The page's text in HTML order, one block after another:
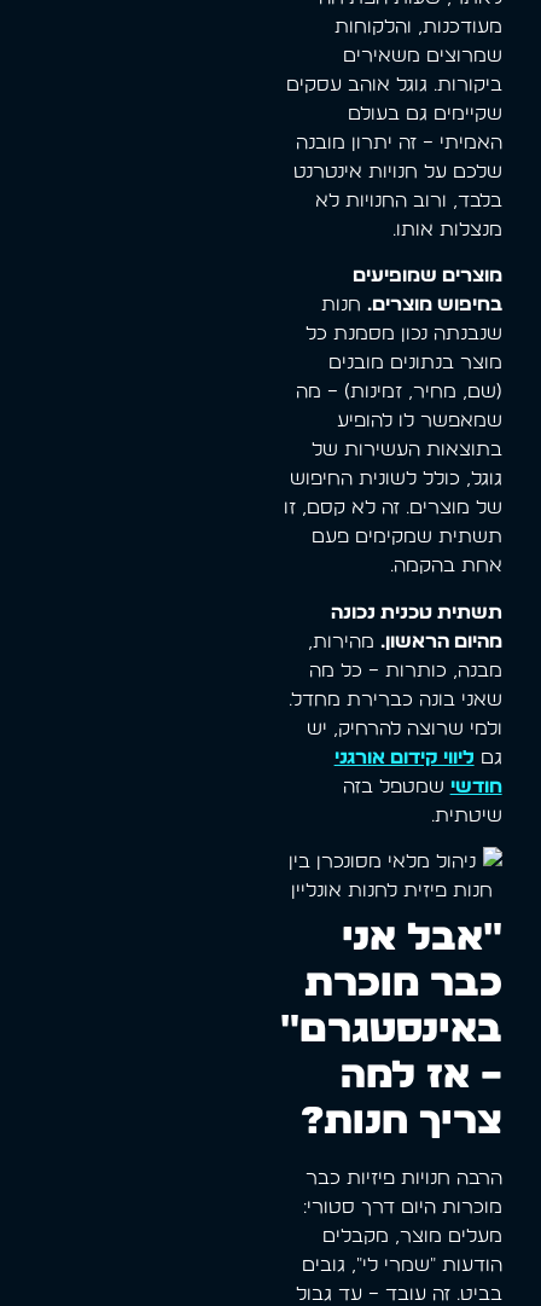
מעודכנות, והלקוחות
שמרוצים משאירים
ביקורות. גוגל אוהב עסקים
שקיימים גם בעולם
האמיתי – זה יתרון מובנה
שלכם על חנויות אינטרנט
בלבד, ורוב החנויות לא
מנצלות אותו.
מוצרים שמופיעים
בחיפוש מוצרים. חנות
שנבנתה נכון מסמנת כל
מוצר בנתונים מובנים
(שם, מחיר, זמינות) – מה
שמאפשר לו להופיע
בתוצאות העשירות של
גוגל, כולל לשונית החיפוש
של מוצרים. זה לא קסם, זו
תשתית שמקימים פעם
אחת בהקמה.
תשתית טכנית נכונה
מהיום הראשון. מהירות,
מבנה, כותרות – כל מה
שאני בונה כברירת מחדל.
ולמי שרוצה להרחיק, יש
גם ליווי קידום אורגני
חודשי שמטפל בזה
שיטתית.
"אבל אני
כבר מוכרת
באינסטגרם"
– אז למה
צריך חנות?
הרבה חנויות פיזיות כבר
מוכרות היום דרך סטורי:
מעלים מוצר, מקבלים
הודעות "שמרי לי", גובים
בביט. זה עובד – עד גבול